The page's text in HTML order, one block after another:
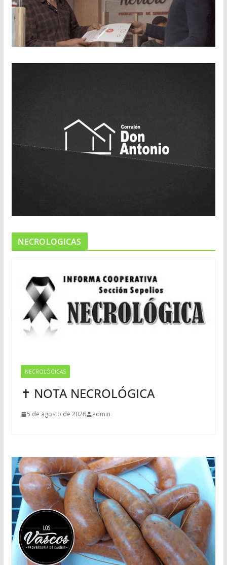
NECROLOGICAS
NECROLÓGICAS
✝ NOTA NECROLÓGICA
5 de agosto de 2026 admin